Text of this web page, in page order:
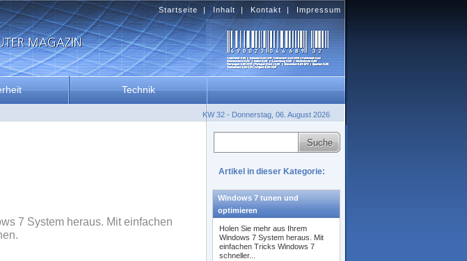
7 System heraus. Mit einfachen
Artikel in dieser Kategorie:
Windows 7 tunen und
optimieren
Holen Sie mehr aus Ihrem
Windows 7 System heraus. Mit
einfachen Tricks Windows 7
schneller...
Startseite | Inhalt | Kontakt | Impressum
Technik
KW 32 - Donnerstag, 06. August 2026